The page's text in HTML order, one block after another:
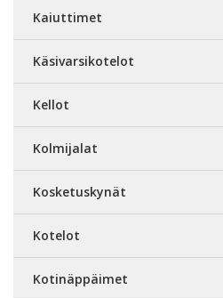
Kaiuttimet
Käsivarsikotelot
Kellot
Kolmijalat
Kosketuskynät
Kotelot
Kotinäppäimet